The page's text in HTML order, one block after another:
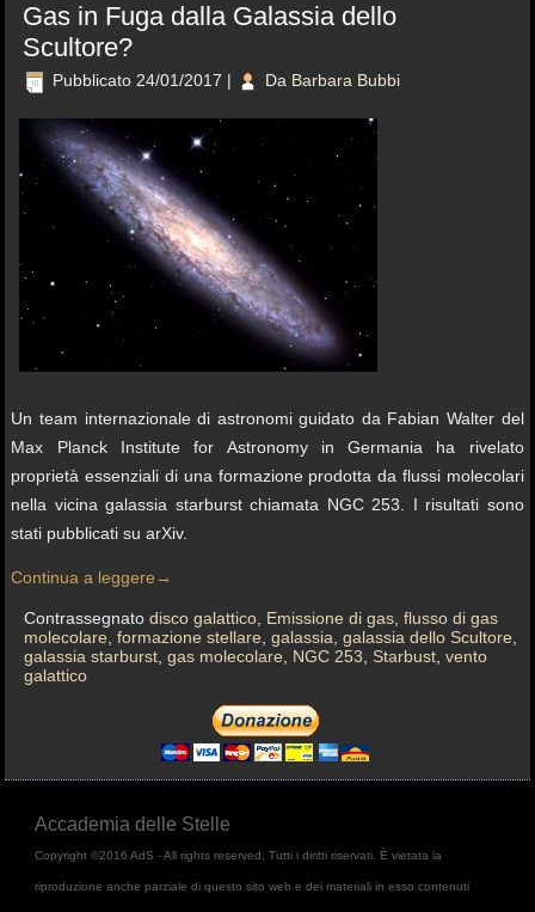
Gas in Fuga dalla Galassia dello
Scultore?
Pubblicato 24/01/2017 | Da Barbara Bubbi
Un team internazionale di astronomi guidato da Fabian Walter del
Max Planck Institute for Astronomy in Germania ha rivelato
proprietà essenziali di una formazione prodotta da flussi molecolari
nella vicina galassia starburst chiamata NGC 253. I risultati sono
stati pubblicati su arXiv.
Continua a leggere →
Contrassegnato disco galattico Emissione di gas ,flusso di gas
molecolare ,formazione stellare ,galassia ,galassia dello Scultore
galassia starburst ,gas molecolare NGC 253 Starbust ,vento
galattico
Accademia delle Stelle
Copyright ©2016 AdS - All rights reserved, Tutti i diritti riservati. È vietata la
riproduzione anche parziale di questo sito web e dei materiali in esso contenuti